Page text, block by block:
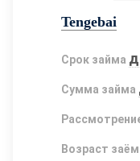
Tengebai
Срок займа
Сумма займа
Возраст